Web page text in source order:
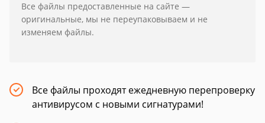
Все файлы предоставленные на сайте —
оригинальные, мы не переупаковываем и не
изменяем файлы.
Все файлы проходят ежедневную перепроверку
антивирусом с новыми сигнатурами!